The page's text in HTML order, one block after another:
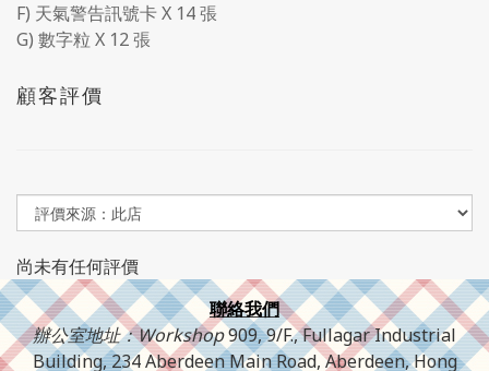
F) 天氣警告訊號卡 X 14 張
G) 數字粒 X 12 張
顧客評價
尚未有任何評價
聯絡我們
辦公室地址：Workshop909, 9/F., Fullagar Industrial
Building, 234 Aberdeen Main Road, Aberdeen, Hong